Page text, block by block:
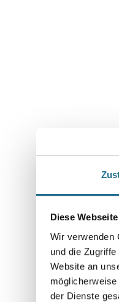
Diese
Wir verwenden
und die
Website an
der Dienste